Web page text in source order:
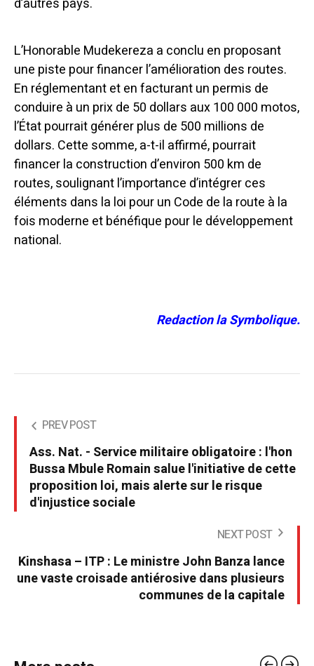
d’autres pays.
L’Honorable Mudekereza a conclu en proposant
une piste pour financer l’amélioration des routes.
En réglementant et en facturant un permis de
conduire à un prix de 50 dollars aux 100 000 motos,
l’État pourrait générer plus de 500 millions de
dollars. Cette somme, a-t-il affirmé, pourrait
financer la construction d’environ 500 km de
routes, soulignant l’importance d’intégrer ces
éléments dans la loi pour un Code de la route à la
fois moderne et bénéfique pour le développement
national.
Redaction la Symbolique.
PREV POST
Ass. Nat. - Service militaire obligatoire : l'hon
Bussa Mbule Romain salue l'initiative de cette
proposition loi, mais alerte sur le risque
d'injustice sociale
NEXT POST
Kinshasa – ITP : Le ministre John Banza lance
une vaste croisade antiérosive dans plusieurs
communes de la capitale